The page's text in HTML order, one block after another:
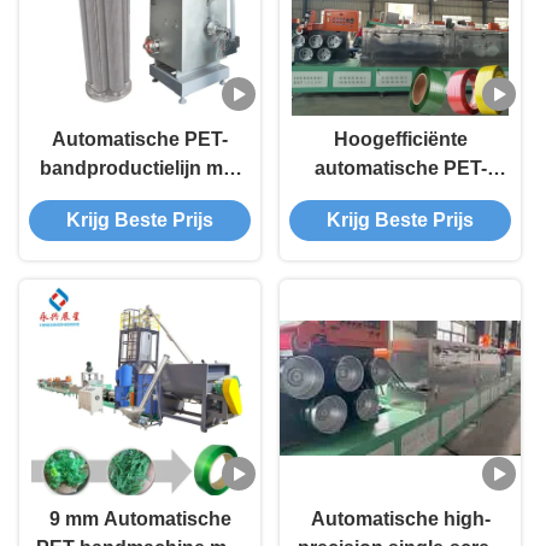
Automatische PET-
bandproductielijn met
hoge nauwkeurigheid
Krijg Beste Prijs
Hoogefficiënte
automatische PET-
voor 9 mm PET-
Krijg Beste Prijs
9 mm Automatische
Automatische high-